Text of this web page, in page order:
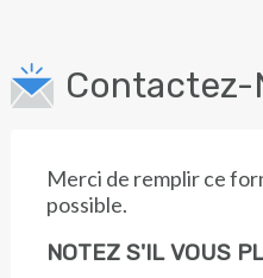
Contactez-
Merci de remplir ce
possible.
NOTEZ S'IL VOUS